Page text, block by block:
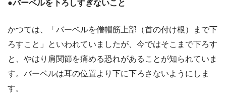
●バーベルを下ろしすぎないこと
かつては、「バーベルを僧帽筋上部（首の付け根）まで下
ろすこと」といわれていましたが、今ではそこまで下ろす
と、やはり肩関節を痛める恐れがあることが知られていま
す。バーベルは耳の位置より下に下ろさないようにしま
す。